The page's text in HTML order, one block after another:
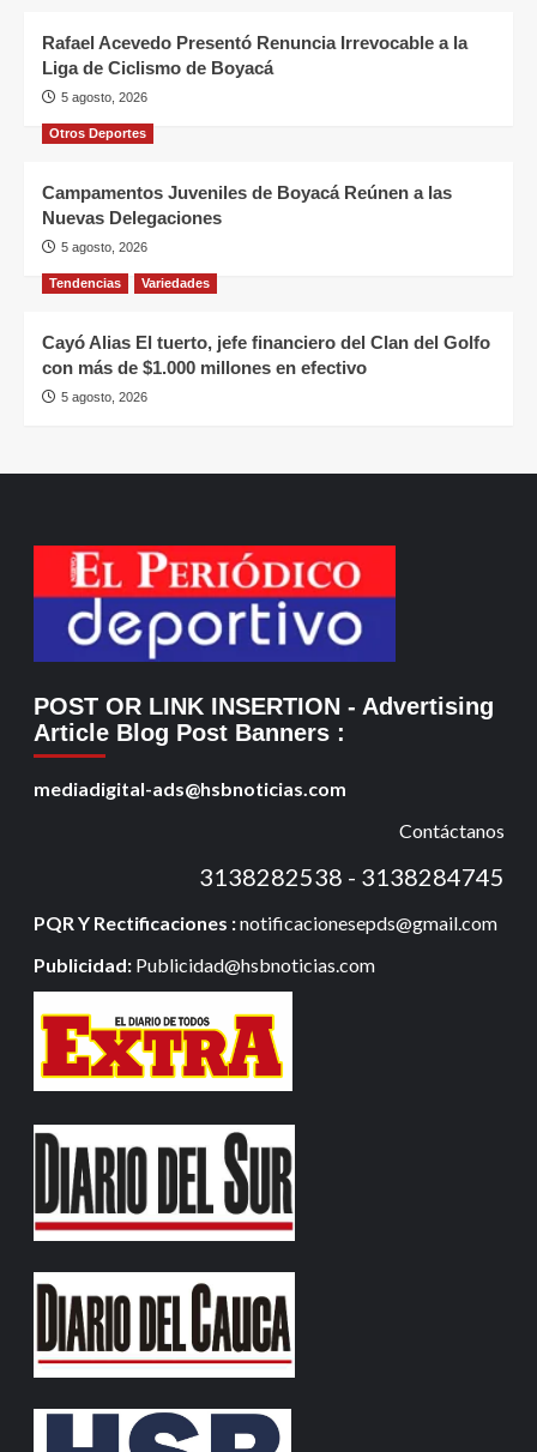
Rafael Acevedo Presentó Renuncia Irrevocable a la
Liga de Ciclismo de Boyacá
5 agosto, 2026
Otros Deportes
Campamentos Juveniles de Boyacá Reúnen a las
Nuevas Delegaciones
5 agosto, 2026
Tendencias Variedades
Cayó Alias El tuerto, jefe financiero del Clan del Golfo
con más de $1.000 millones en efectivo
5 agosto, 2026
POST OR LINK INSERTION - Advertising
Article Blog Post Banners :
mediadigital-ads@hsbnoticias.com
Contáctanos
3138282538 - 3138284745
PQR Y Rectificaciones :notificacionesepds@gmail.com
Publicidad: Publicidad@hsbnoticias.com